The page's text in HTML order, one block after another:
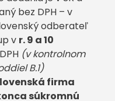
bez DPH – v
odberateľ
v r. 9 a 10
(v kontrolnom
B.1)
firma
súkromnú